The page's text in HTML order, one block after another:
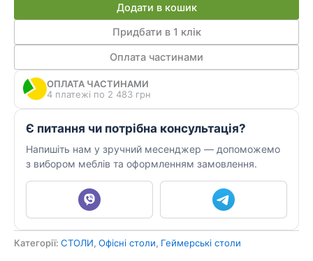
09
Додати в кошик
Придбати в 1 клік
Оплата частинами
ОПЛАТА ЧАСТИНАМИ
4 платежі по 2 483 грн
Є питання чи потрібна консультація?
Напишіть нам у зручний месенджер — допоможемо
з вибором меблів та оформленням замовлення.
Категорії: СТОЛИ, Офісні столи, Геймерські столи